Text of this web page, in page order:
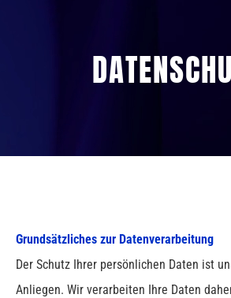
Grundsätzliches zur Datenverarbeitung
Der Schutz Ihrer persönlichen Daten ist
Anliegen. Wir verarbeiten Ihre Daten